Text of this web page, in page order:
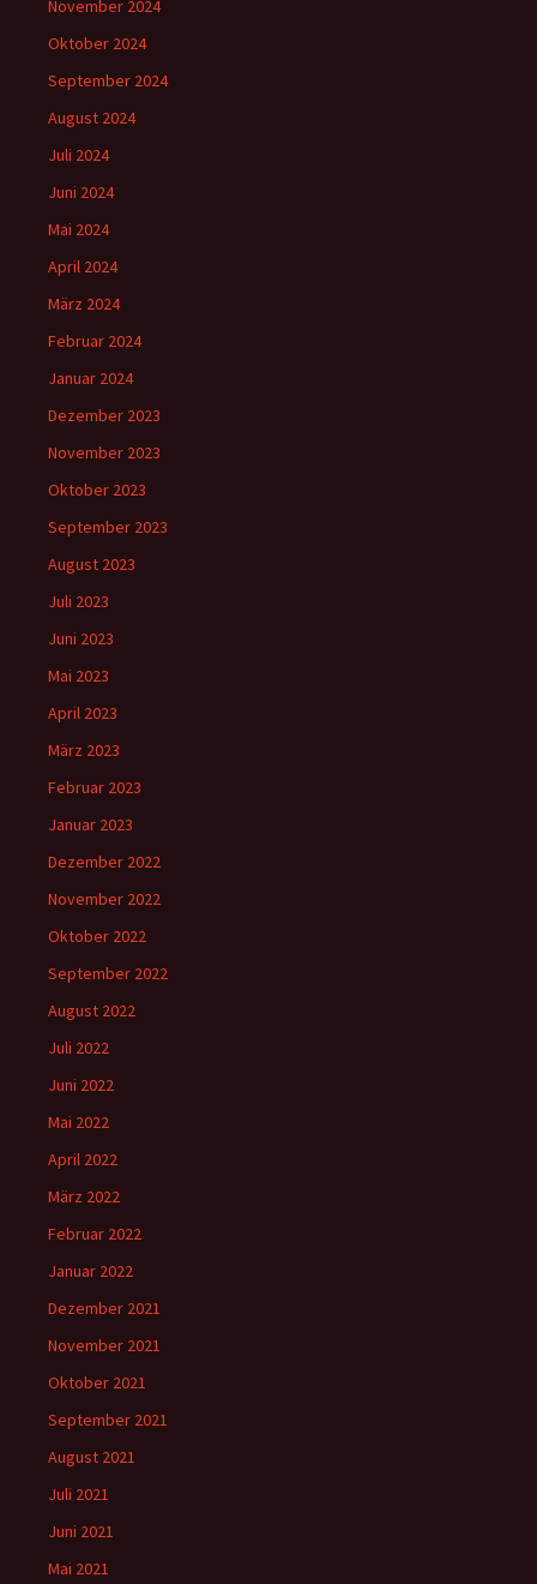
November 2024
Oktober 2024
September 2024
August 2024
Juli 2024
Juni 2024
Mai 2024
April 2024
März 2024
Februar 2024
Januar 2024
Dezember 2023
November 2023
Oktober 2023
September 2023
August 2023
Juli 2023
Juni 2023
Mai 2023
April 2023
März 2023
Februar 2023
Januar 2023
Dezember 2022
November 2022
Oktober 2022
September 2022
August 2022
Juli 2022
Juni 2022
Mai 2022
April 2022
März 2022
Februar 2022
Januar 2022
Dezember 2021
November 2021
Oktober 2021
September 2021
August 2021
Juli 2021
Juni 2021
Mai 2021